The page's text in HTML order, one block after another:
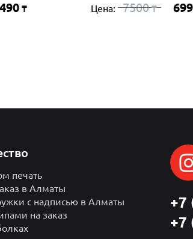
₸ Цена: 7500₸
печать
в Алматы
с надписью в Алматы
на заказ
+7
+7